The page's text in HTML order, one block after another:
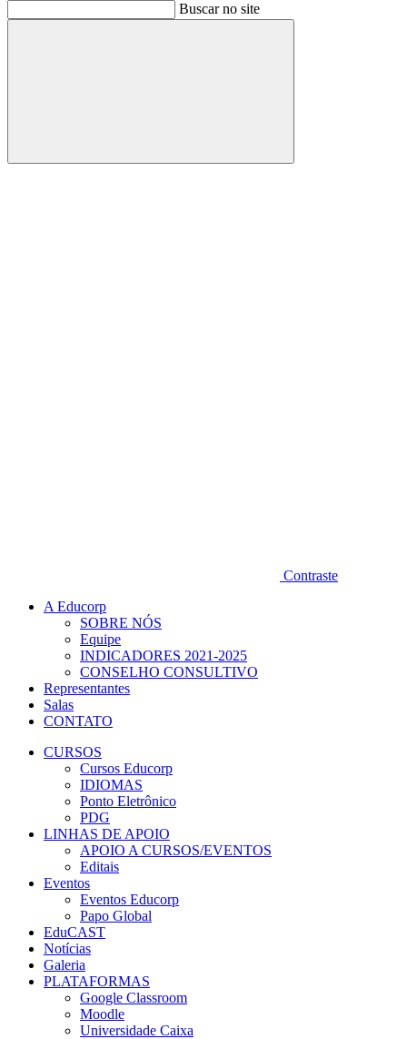
BuscarBuscar no site
Buscar
Contraste
A Educorp
SOBRE NÓS
Equipe
INDICADORES 2021-2025
CONSELHO CONSULTIVO
Representantes
Salas
CONTATO
CURSOS
Cursos Educorp
IDIOMAS
Ponto Eletrônico
PDG
LINHAS DE APOIO
APOIO A CURSOS/EVENTOS
Editais
Eventos
Eventos Educorp
Papo Global
EduCAST
Notícias
Galeria
PLATAFORMAS
Google Classroom
Moodle
Universidade Caixa